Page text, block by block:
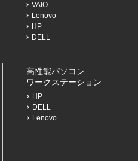
VAIO
Lenovo
HP
DELL
高性能パソコン
ワークステーション
HP
DELL
Lenovo